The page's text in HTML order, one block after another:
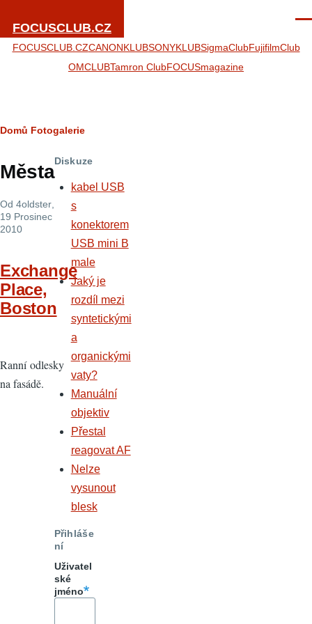
FOCUSCLUB.CZ
FOCUSCLUB.CZCANONKLUBSONYKLUBSigmaClubFujifilmClub
OMCLUBTamron ClubFOCUSmagazine
Drobečková
navigace
Domů Fotogalerie
Města
Od 4oldster
19 Prosinec
2010
Exchange
Place,
Boston
Ranní odlesky
na fasádě.
Diskuze
kabel USB
s
konektorem
USB mini B
male
Jaký je
rozdíl mezi
syntetickými
a
organickými
vaty?
Manuální
objektiv
Přestal
reagovat AF
Nelze
vysunout
blesk
Přihláše
ní
Uživatel
ské
jméno